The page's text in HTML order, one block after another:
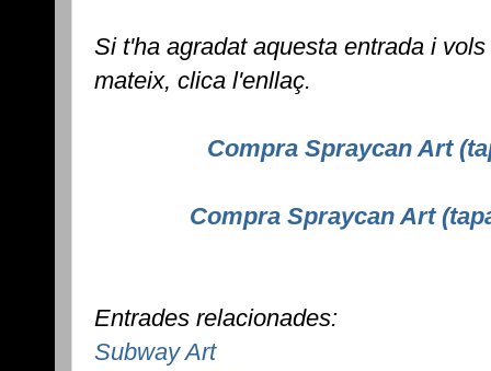
Si t'ha agradat aquesta entrada i
mateix, clica l'enllaç.
Compra Spraycan Art
Compra Spraycan Art
Entrades relacionades:
Subway Art